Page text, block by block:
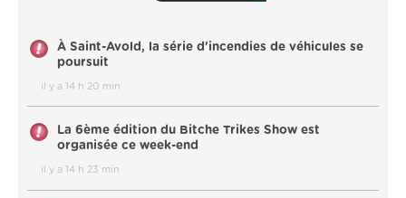
À Saint-Avold, la série d'incendies de véhicules se
poursuit
il y a 14 h 20 min
La 6ème édition du Bitche Trikes Show est
organisée ce week-end
il y a 14 h 23 min